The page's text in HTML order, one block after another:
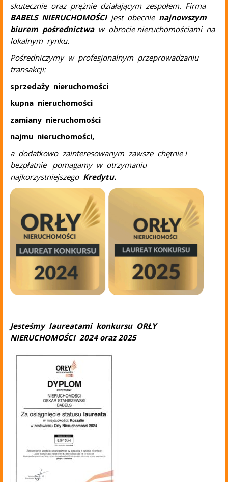
skutecznie oraz prężnie działającym zespołem. Firma
BABELS NIERUCHOMOŚCI jest obecnie najnowszym
biurem pośrednictwaw obrocie nieruchomościami na
lokalnym rynku.
Pośredniczymy w profesjonalnym przeprowadzaniu
transakcji:
sprzedaży nieruchomości
kupna nieruchomości
zamiany nieruchomości
najmu nieruchomości,
a dodatkowo zainteresowanym zawsze chętnie i
bezpłatnie pomagamy w otrzymaniu
najkorzystniejszego Kredytu.
Jesteśmy laureatami konkursu ORŁY
NIERUCHOMOŚCI 2024 oraz 2025